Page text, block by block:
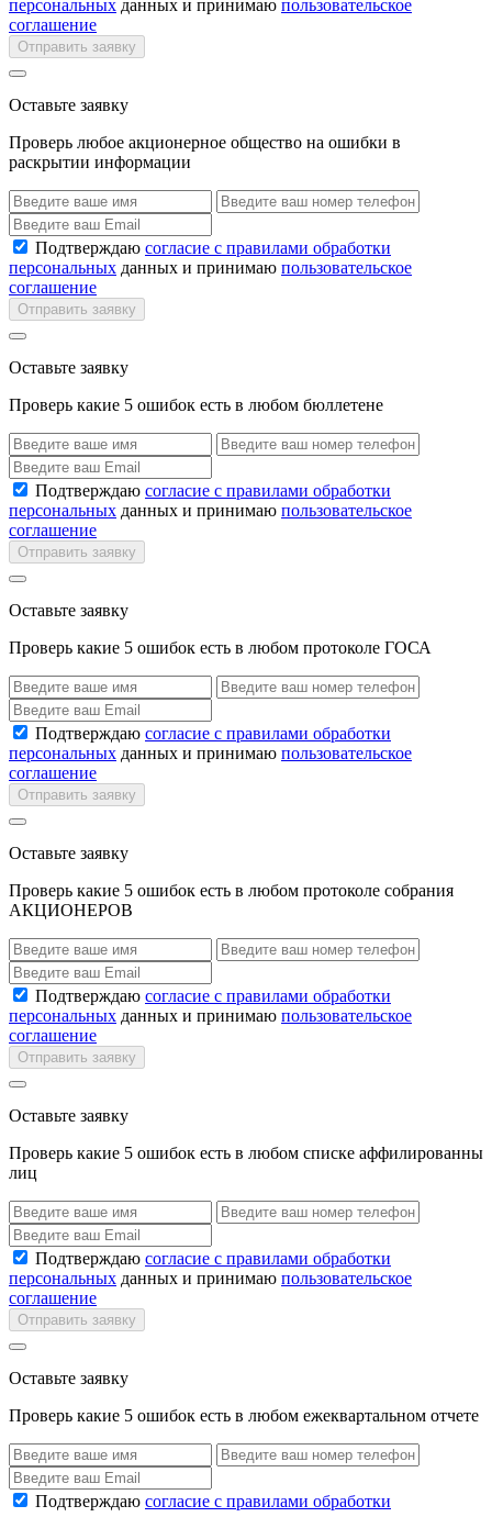
персональных данных и принимаю пользовательское
соглашение
Отправить заявку
Оставьте заявку
Проверь любое акционерное общество на ошибки в
раскрытии информации
Подтверждаю согласие с правилами обработки
персональных данных и принимаю пользовательское
соглашение
Отправить заявку
Оставьте заявку
Проверь какие 5 ошибок есть в любом бюллетене
Подтверждаю согласие с правилами обработки
персональных данных и принимаю пользовательское
соглашение
Отправить заявку
Оставьте заявку
Проверь какие 5 ошибок есть в любом протоколе ГОСА
Подтверждаю согласие с правилами обработки
персональных данных и принимаю пользовательское
соглашение
Отправить заявку
Оставьте заявку
Проверь какие 5 ошибок есть в любом протоколе собрания
АКЦИОНЕРОВ
Подтверждаю согласие с правилами обработки
персональных данных и принимаю пользовательское
соглашение
Отправить заявку
Оставьте заявку
Проверь какие 5 ошибок есть в любом списке аффилированны
лиц
Подтверждаю согласие с правилами обработки
персональных данных и принимаю пользовательское
соглашение
Отправить заявку
Оставьте заявку
Проверь какие 5 ошибок есть в любом ежеквартальном отчете
Подтверждаю согласие с правилами обработки